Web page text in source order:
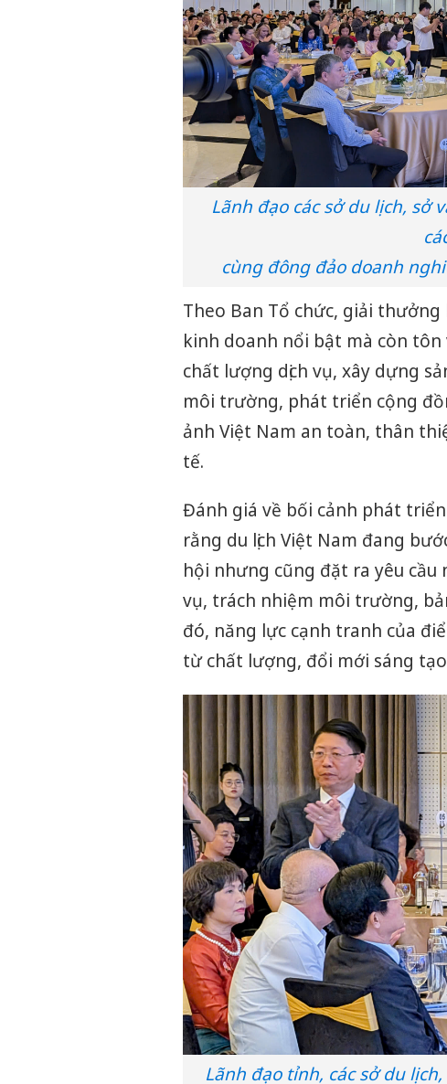
Lãnh đạo các sở du lịch, sở
cùng đông đảo doanh
Theo Ban Tổ chức, giải
kinh doanh nổi bật mà còn
chất lượng dịch vụ, xây dựng
môi trường, phát triển cộng
ảnh Việt Nam an toàn, thân
tế.
Đánh giá về bối cảnh phát
rằng du lịch Việt Nam đang
hội nhưng cũng đặt ra yêu cầu
vụ, trách nhiệm môi trường,
đó, năng lực cạnh tranh của
từ chất lượng, đổi mới sáng
Lãnh đạo tỉnh, các sở du